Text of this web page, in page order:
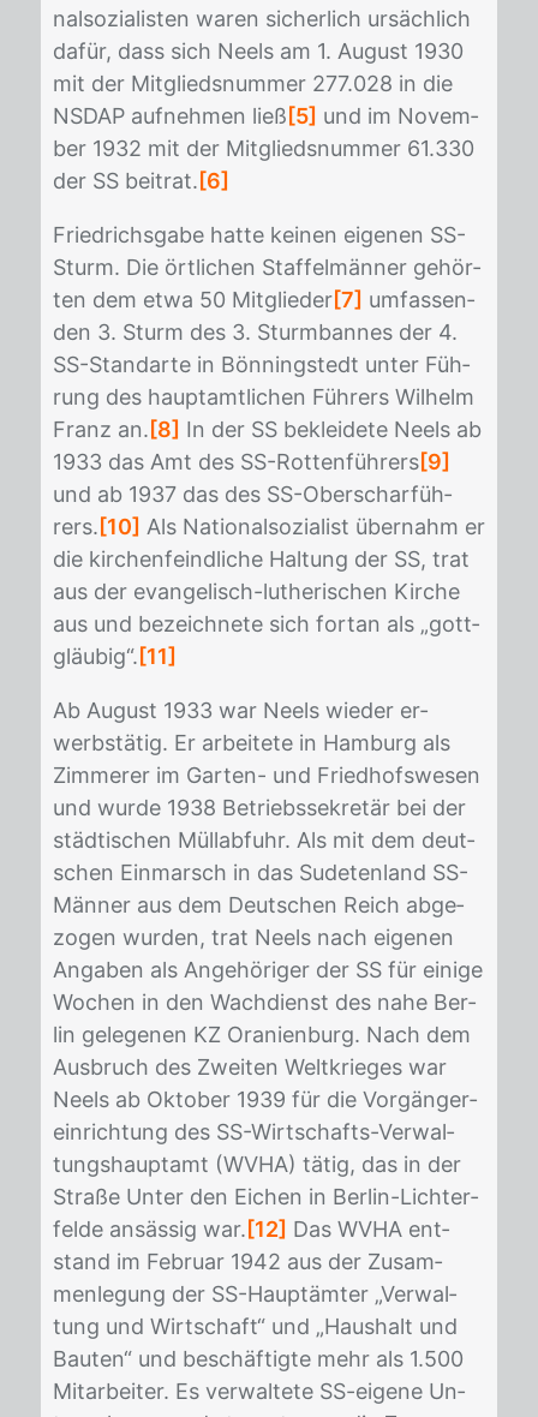
nal­so­zia­lis­ten wa­ren si­cher­lich ur­säch­lich
da­für, dass sich Neels am 1. Au­gust 1930
mit der Mit­glieds­num­mer 277.028 in die
NS­DAP auf­neh­men ließ[5] und im No­vem­
ber 1932 mit der Mit­glieds­num­mer 61.330
der SS bei­trat.[6]
Fried­richs­ga­be hat­te kei­nen ei­ge­nen SS-
Sturm. Die ört­li­chen Staf­fel­män­ner ge­hör­
ten dem etwa 50 Mit­glie­der[7] um­fas­sen­
den 3. Sturm des 3. Sturm­ban­nes der 4.
SS-Stan­dar­te in Bön­ningstedt un­ter Füh­
rung des haupt­amt­li­chen Füh­rers Wil­helm
Franz an.[8] In der SS be­klei­de­te Neels ab
1933 das Amt des SS-Rot­ten­füh­rers[9]
und ab 1937 das des SS-Ober­schar­füh­
rers.[10] Als Na­tio­nal­so­zia­list über­nahm er
die kir­chen­feind­li­che Hal­tung der SS, trat
aus der evan­ge­lisch-lu­the­ri­schen Kir­che
aus und be­zeich­ne­te sich fort­an als „gott­
gläu­big“.[11]
Ab Au­gust 1933 war Neels wie­der er­
werbs­tä­tig. Er ar­bei­te­te in Ham­burg als
Zim­me­rer im Gar­ten- und Fried­hofs­we­sen
und wur­de 1938 Be­triebs­se­kre­tär bei der
städ­ti­schen Müll­ab­fuhr. Als mit dem deut­
schen Ein­marsch in das Su­de­ten­land SS-
Män­ner aus dem Deut­schen Reich ab­ge­
zo­gen wur­den, trat Neels nach ei­ge­nen
An­ga­ben als An­ge­hö­ri­ger der SS für ei­ni­ge
Wo­chen in den Wach­dienst des nahe Ber­
lin ge­le­ge­nen KZ Ora­ni­en­burg. Nach dem
Aus­bruch des Zwei­ten Welt­krie­ges war
Neels ab Ok­to­ber 1939 für die Vor­gän­ger­
ein­rich­tung des SS-Wirt­schafts-Ver­wal­
tungs­haupt­amt (WVHA) tä­tig, das in der
Stra­ße Un­ter den Ei­chen in Ber­lin-Lich­ter­
fel­de an­säs­sig war.[12] Das WVHA ent­
stand im Fe­bru­ar 1942 aus der Zu­sam­
men­le­gung der SS-Haupt­äm­ter „Ver­wal­
tung und Wirt­schaft“ und „Haus­halt und
Bau­ten“ und be­schäf­tig­te mehr als 1.500
Mit­ar­bei­ter. Es ver­wal­te­te SS-ei­ge­ne Un­